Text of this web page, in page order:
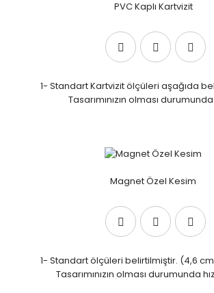
PVC Kaplı Kartvizit
1- Standart Kartvizit ölçüleri aşağıda
Tasarımınızın olması durumunda
Magnet Özel Kesim
1- Standart ölçüleri belirtilmiştir. (4,6
Tasarımınızın olması durumunda